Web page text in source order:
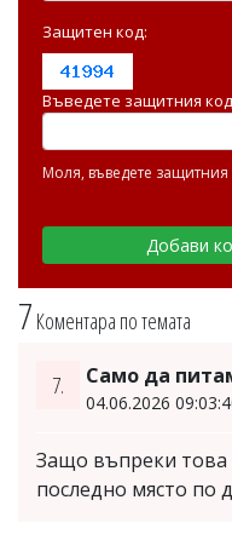
7 Коментара по темата
7. Само да
04.06.2026
Защо въпреки това
последно място по
Защитен код:
Въведете защитния
Моля, въведете защитния